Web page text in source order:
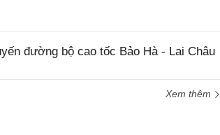
đường bộ cao tốc Bảo Hà - Lai Châu
Xem thêm